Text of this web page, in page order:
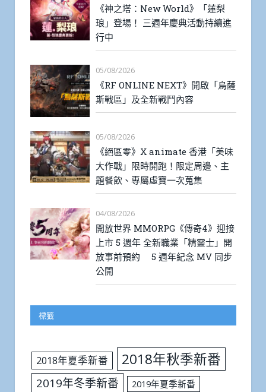
《神之塔：New World》「蓮梨
琅」登場！ 三週年慶典活動持續進
行中
05/08/2026
《RF ONLINE NEXT》開啟「烏薩
斯戰區」及全新戰鬥內容
05/08/2026
《絕區零》X animate 香港「美味
大作戰」限時開跑！限定周邊、主
題餐飲、專屬虛寶一次蒐集
04/08/2026
開放世界 MMORPG《傳奇4》迎接
上市 5 週年 全新職業「精靈士」開
放事前預約 5 週年紀念 MV 同步
公開
標籤
2018年夏季新番 2018年秋季新番
2019年冬季新番
2019年夏季新番